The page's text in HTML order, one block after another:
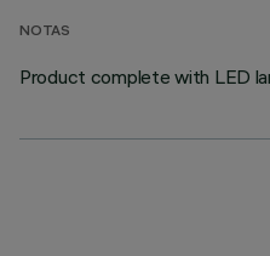
NOTAS
Product complete with LED